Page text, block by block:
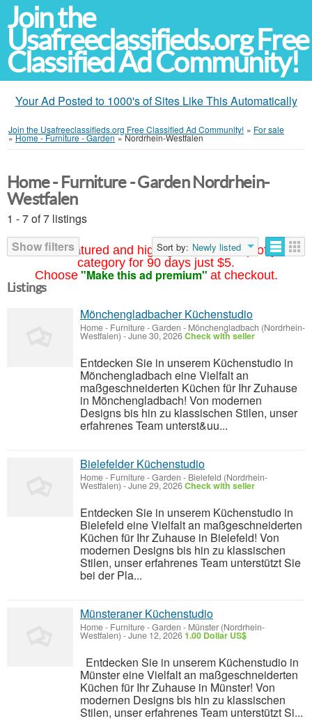
Join the
Usafreeclassifieds.org Free
Classified Ad Community!
Your Ad Posted to 1000's of Sites Like This Automatically
Join the Usafreeclassifieds.org Free Classified Ad Community! » For sale
»Home - Furniture - Garden »Nordrhein-Westfalen
Your ad featured and highlighted at the top of your
category for 90 days just $5.
Choose "Make this ad premium" at checkout.
Home - Furniture - Garden Nordrhein-
Westfalen
1 - 7 of 7 listings
Show filters
Sort by: Newly listed
Listings
Mönchengladbacher Küchenstudio
Home - Furniture - Garden - Mönchengladbach (Nordrhein-
Westfalen) -June 30, 2026Check with seller
Entdecken Sie in unserem Küchenstudio in
Mönchengladbach eine Vielfalt an
maßgeschneiderten Küchen für Ihr Zuhause
in Mönchengladbach! Von modernen
Designs bis hin zu klassischen Stilen, unser
erfahrenes Team unterst&uu...
Bielefelder Küchenstudio
Home - Furniture - Garden - Bielefeld (Nordrhein-
Westfalen) -June 29, 2026Check with seller
Entdecken Sie in unserem Küchenstudio in
Bielefeld eine Vielfalt an maßgeschneiderten
Küchen für Ihr Zuhause in Bielefeld! Von
modernen Designs bis hin zu klassischen
Stilen, unser erfahrenes Team unterstützt Sie
bei der Pla...
Münsteraner Küchenstudio
Home - Furniture - Garden - Münster (Nordrhein-
Westfalen) -June 12, 20261.00 Dollar US$
Entdecken Sie in unserem Küchenstudio in
Münster eine Vielfalt an maßgeschneiderten
Küchen für Ihr Zuhause in Münster! Von
modernen Designs bis hin zu klassischen
Stilen, unser erfahrenes Team unterstützt Si...